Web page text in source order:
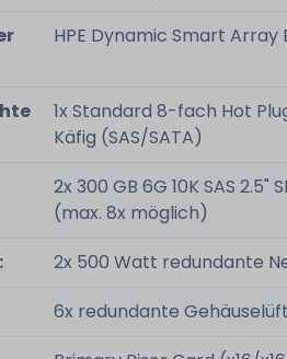
HPE Dynamic Smart Array
1x Standard 8-fach Hot
Käfig (SAS/SATA)
2x 300 GB 6G 10K SAS
(max. 8x möglich)
2x 500 Watt redundante
6x redundante